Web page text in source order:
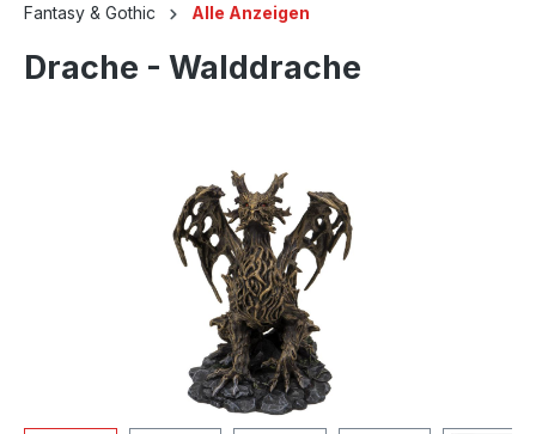
Fantasy & Gothic Alle Anzeigen
Drache - Walddrache
Bildergalerie überspringen